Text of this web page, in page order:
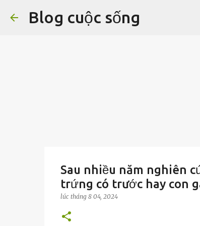
Blog cuộc sống
Sau nhiều năm nghiên
trứng có trước hay con
lúc tháng 8 04, 2024